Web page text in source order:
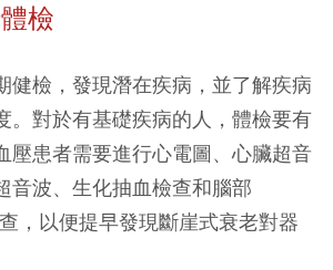
檢
健檢，發現潛在疾病，並了解疾病
。對於有基礎疾病的人，體檢要有
壓患者需要進行心電圖、心臟超音
音波、生化抽血檢查和腦部
，以便提早發現斷崖式衰老對器